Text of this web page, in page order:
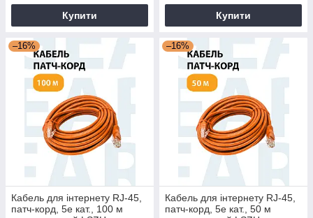
Купити Купити
–16%
Кабель для інтернету RJ-45,
патч-корд, 5е кат., 100 м
–16%
Кабель для інтернету RJ-45,
патч-корд, 5е кат., 50 м